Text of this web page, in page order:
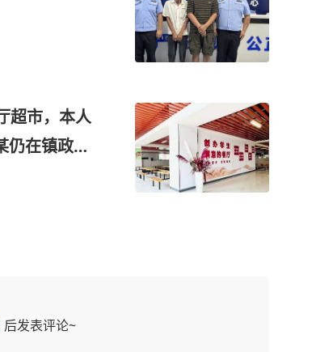
超市，本人
仍在镇政府
后发表评论~